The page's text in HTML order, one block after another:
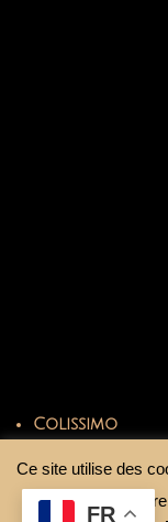
Colissimo
Ce site utilise des
En continuant
FR